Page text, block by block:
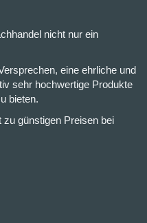
nicht nur ein
eine ehrliche und
sehr hochwertige Produkte
bieten.
zu günstigen Preisen bei